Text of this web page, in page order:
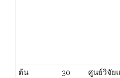
ต้น
30
ศูนย์วิจัย